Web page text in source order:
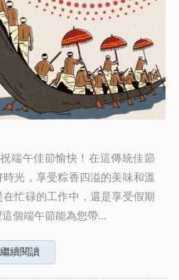
端午佳節愉快！在這傳統佳節
光，享受粽香四溢的美味和溫
忙碌的工作中，還是享受假期
個端午節能為您帶...
繼續閱讀